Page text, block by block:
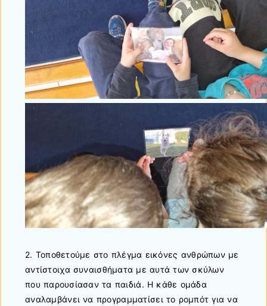
2. Τοποθετούμε στο πλέγμα εικόνες ανθρώπων με
αντίστοιχα συναισθήματα με αυτά των σκύλων
που παρουσίασαν τα παιδιά. Η κάθε ομάδα
αναλαμβάνει να προγραμματίσει το ρομπότ για να